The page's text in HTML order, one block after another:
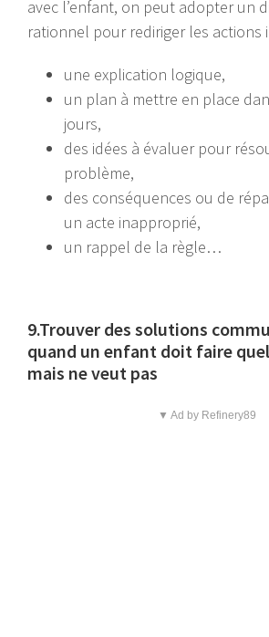
avec l’enfant, on peut adopter un
rationnel pour rediriger les actions
une explication logique,
un plan à mettre en place
jours,
des idées à évaluer pour
problème,
des conséquences ou de
un acte inapproprié,
un rappel de la règle…
9.Trouver des solutions
quand un enfant doit faire
mais ne veut pas
▼ Ad by Refinery89